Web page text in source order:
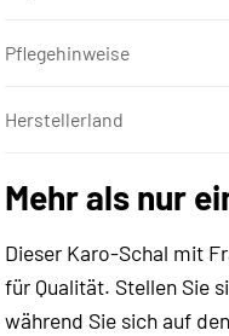
Pflegehinweise
Herstellerland
Mehr als nur
Dieser Karo-Schal mit
für Qualität. Stellen Sie
während Sie sich auf